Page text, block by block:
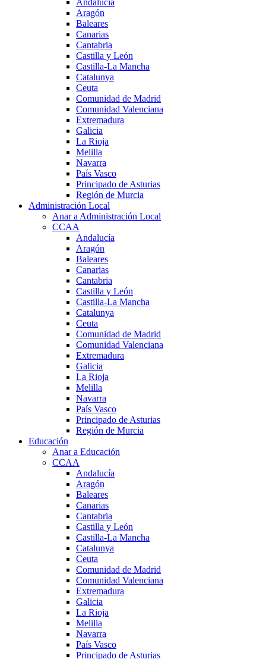
Aragón
Baleares
Canarias
Cantabria
Castilla y León
Castilla-La Mancha
Catalunya
Ceuta
Comunidad de Madrid
Comunidad Valenciana
Extremadura
Galicia
La Rioja
Melilla
Navarra
País Vasco
Principado de Asturias
Región de Murcia
Administración Local
Anar a Administración Local
CCAA
Andalucía
Aragón
Baleares
Canarias
Cantabria
Castilla y León
Castilla-La Mancha
Catalunya
Ceuta
Comunidad de Madrid
Comunidad Valenciana
Extremadura
Galicia
La Rioja
Melilla
Navarra
País Vasco
Principado de Asturias
Región de Murcia
Educación
Anar a Educación
CCAA
Andalucía
Aragón
Baleares
Canarias
Cantabria
Castilla y León
Castilla-La Mancha
Catalunya
Ceuta
Comunidad de Madrid
Comunidad Valenciana
Extremadura
Galicia
La Rioja
Melilla
Navarra
País Vasco
Principado de Asturias